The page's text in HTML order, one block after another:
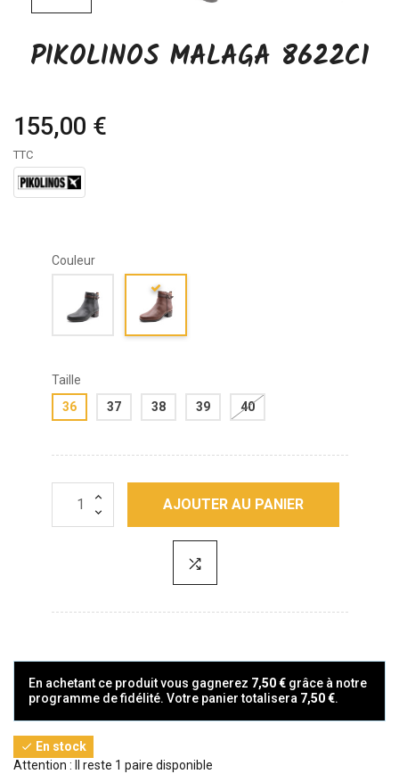
PIKOLINOS MALAGA 8622C1
155,00 €
TTC
Couleur
Taille
36
37 38 39 40
AJOUTER AU PANIER
En achetant ce produit vous gagnerez 7,50 € grâce à notre
programme de fidélité. Votre panier totalisera 7,50 €.
 En stock
Attention : Il reste 1 paire disponible